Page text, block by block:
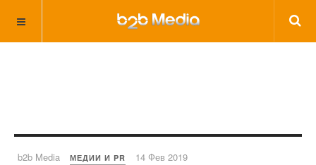
b2b Media МЕДИИ И PR 14 Фев 2019